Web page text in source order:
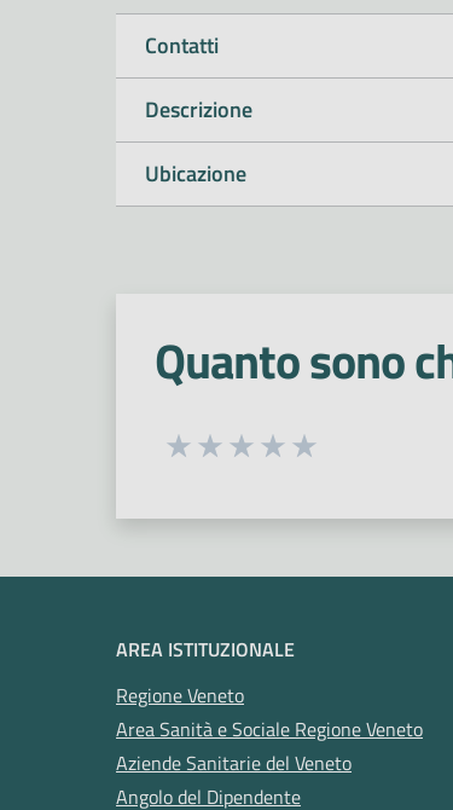
Contatti
Descrizione
Ubicazione
Quanto sono
Seleziona una
AREA ISTITUZIONALE
Regione Veneto
Area Sanità e Sociale Regione Veneto
Aziende Sanitarie del Veneto
Angolo del Dipendente